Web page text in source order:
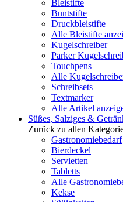
Bleistifte
Buntstifte
Druckbleistifte
Alle Bleistifte
Kugelschreiber
Parker
Touchpens
Alle
Schreibsets
Textmarker
Alle Artikel
Süßes, Salziges &
Zurück zu allen
Gastronomiebedarf
Bierdeckel
Servietten
Tabletts
Alle
Kekse